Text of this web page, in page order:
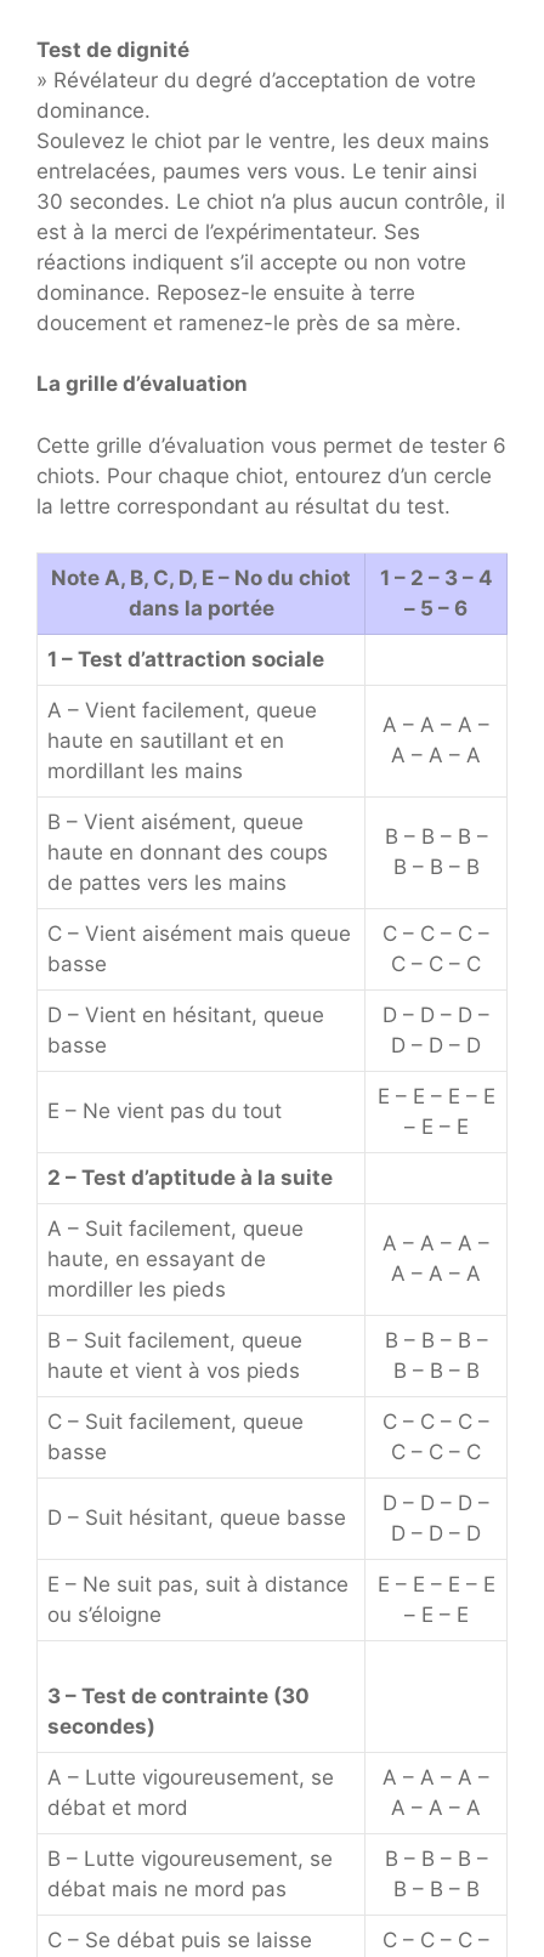
Test de dignité
» Révélateur du degré d’acceptation de votre
dominance.
Soulevez le chiot par le ventre, les deux mains
entrelacées, paumes vers vous. Le tenir ainsi
30 secondes. Le chiot n’a plus aucun contrôle, il
est à la merci de l’expérimentateur. Ses
réactions indiquent s’il accepte ou non votre
dominance. Reposez-le ensuite à terre
doucement et ramenez-le près de sa mère.
La grille d’évaluation
Cette grille d’évaluation vous permet de tester 6
chiots. Pour chaque chiot, entourez d’un cercle
la lettre correspondant au résultat du test.
Note A, B, C, D, E – No du chiot
dans la portée
1 – 2 – 3 – 4
– 5 – 6
1 – Test d’attraction sociale
A – Vient facilement, queue
haute en sautillant et en
mordillant les mains
A – A – A –
A – A – A
B – Vient aisément, queue
haute en donnant des coups
de pattes vers les mains
B – B – B –
B – B – B
C – Vient aisément mais queue
basse
C – C – C –
C – C – C
D – Vient en hésitant, queue
basse
D – D – D –
D – D – D
E – Ne vient pas du tout
E – E – E – E
– E – E
2 – Test d’aptitude à la suite
A – Suit facilement, queue
haute, en essayant de
mordiller les pieds
A – A – A –
A – A – A
B – Suit facilement, queue
haute et vient à vos pieds
B – B – B –
B – B – B
C – Suit facilement, queue
basse
C – C – C –
C – C – C
D – Suit hésitant, queue basse
D – D – D –
D – D – D
E – Ne suit pas, suit à distance
ou s’éloigne
E – E – E – E
– E – E
3 – Test de contrainte (30
secondes)
A – Lutte vigoureusement, se
débat et mord
A – A – A –
A – A – A
B – Lutte vigoureusement, se
débat mais ne mord pas
B – B – B –
B – B – B
C – Se débat puis se laisse
C – C – C –